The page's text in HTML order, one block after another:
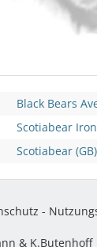
Black Bears
Scotiabear
Scotiabear (GB)
-
& K.Butenhoff